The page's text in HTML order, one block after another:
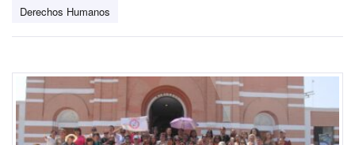
Derechos Humanos